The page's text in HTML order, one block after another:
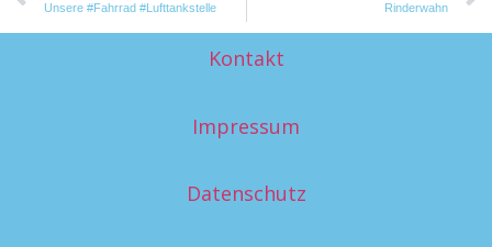
Unsere #Fahrrad #Lufttankstelle Rinderwahn
Kontakt
Impressum
Datenschutz